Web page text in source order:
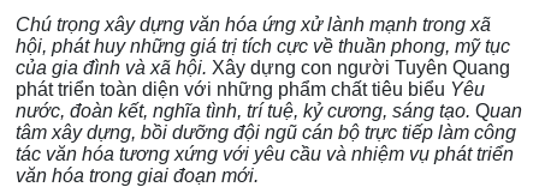
Chú trọng xây dựng văn hóa ứng xử lành mạnh trong xã
hội, phát huy những giá trị tích cực về thuần phong, mỹ tục
của gia đình và xã hội. Xây dựng con người Tuyên Quang
phát triển toàn diện với những phẩm chất tiêu biểu Yêu
nước, đoàn kết, nghĩa tình, trí tuệ, kỷ cương, sáng tạo. Quan
tâm xây dựng, bồi dưỡng đội ngũ cán bộ trực tiếp làm công
tác văn hóa tương xứng với yêu cầu và nhiệm vụ phát triển
văn hóa trong giai đoạn mới.